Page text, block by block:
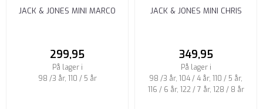
JACK & JONES MINI MARCO
299,95
På lager i
98 /3 år, 110 / 5 år
JACK & JONES MINI CHRIS
349,95
På lager i
98 /3 år, 104 / 4 år, 110 / 5 år,
116 / 6 år, 122 / 7 år, 128 / 8 år